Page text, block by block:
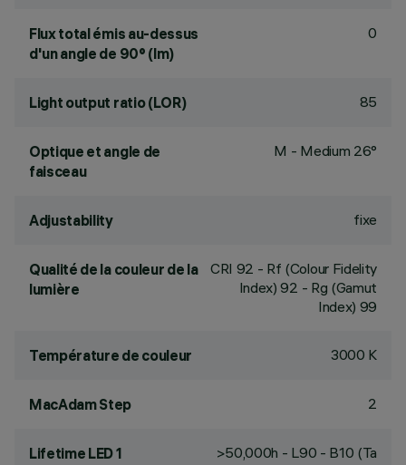
Flux total émis au-dessus
d'un angle de 90° (lm)
0
Light output ratio (LOR) 85
Optique et angle de
faisceau
M - Medium 26°
Adjustability fixe
Qualité de la couleur de la
lumière
CRI 92 - Rf (Colour Fidelity
Index) 92 - Rg (Gamut
Index) 99
Température de couleur 3000 K
MacAdam Step 2
Lifetime LED 1
>50,000h - L90 - B10 (Ta